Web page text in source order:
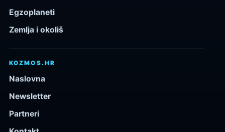
Egzoplaneti
Zemlja i okoliš
KOZMOS.HR
Naslovna
Newsletter
Partneri